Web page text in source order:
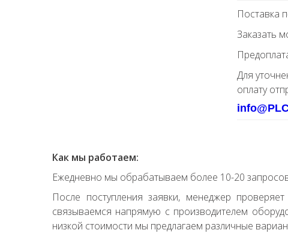
Поставка
Заказать
Для
оплату
Как мы работаем:
Ежедневно мы обрабатываем более 10-20
После поступления заявки, менеджер
связываемся напрямую с производителем
низкой стоимости мы предлагаем различные